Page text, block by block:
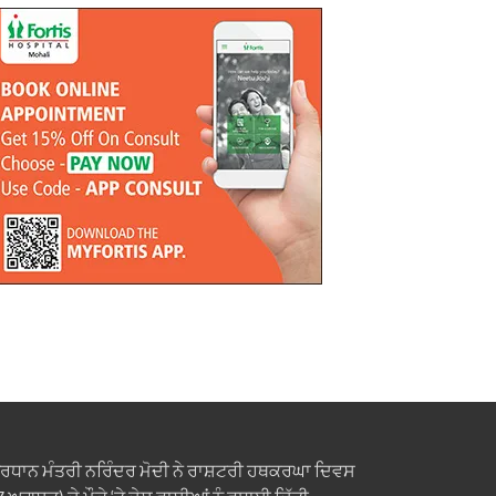
ਮੰਤਰੀ ਨਰਿੰਦਰ ਮੋਦੀ ਨੇ ਰਾਸ਼ਟਰੀ ਹਥਕਰਘਾ ਦਿਵਸ